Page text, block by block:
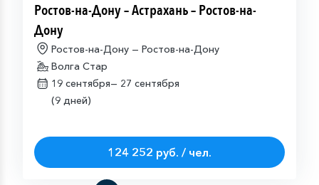
Ростов-на-Дону – Астрахань – Ростов-на-
Дону
Ростов-на-Дону — Ростов-на-Дону
Волга Стар
19 сентября— 27 сентября
(9 дней)
124 252 руб. / чел.